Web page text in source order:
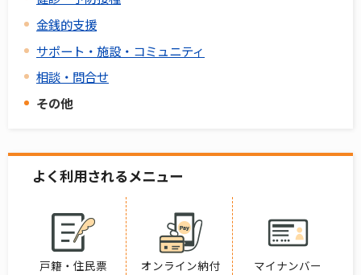
金銭的支援
サポート・施設・コミュニティ
相談・問合せ
その他
よく利用されるメニュー
戸籍・住民票 オンライン納付 マイナンバー